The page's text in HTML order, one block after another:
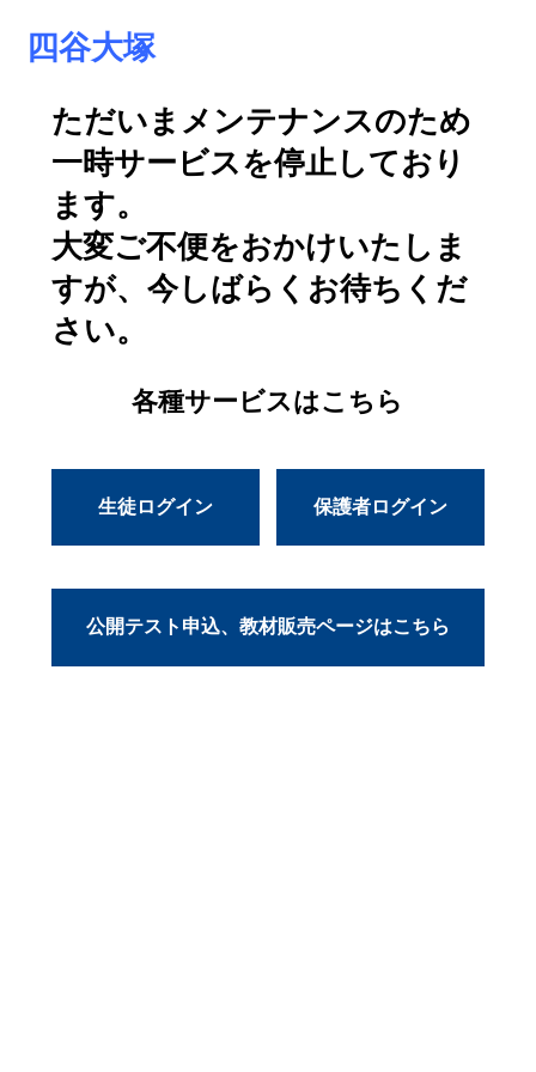
四谷大塚
ただいまメンテナンスのため
一時サービスを停止しており
ます。
大変ご不便をおかけいたしま
すが、今しばらくお待ちくだ
さい。
各種サービスはこちら
生徒ログイン 保護者ログイン
公開テスト申込、教材販売ページはこちら